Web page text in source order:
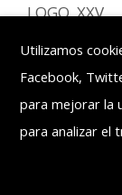
LOGO,XXV
Utilizamos
Facebook,
para mejorar la
para analizar el